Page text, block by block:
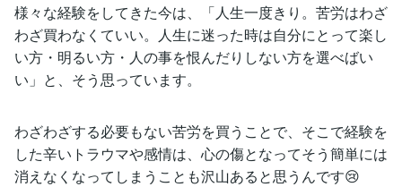
様々な経験をしてきた今は、「人生一度きり。苦労はわざ
わざ買わなくていい。人生に迷った時は自分にとって楽し
い方・明るい方・人の事を恨んだりしない方を選べばい
い」と、そう思っています。
わざわざする必要もない苦労を買うことで、そこで経験を
した辛いトラウマや感情は、心の傷となってそう簡単には
消えなくなってしまうことも沢山あると思うんです😢